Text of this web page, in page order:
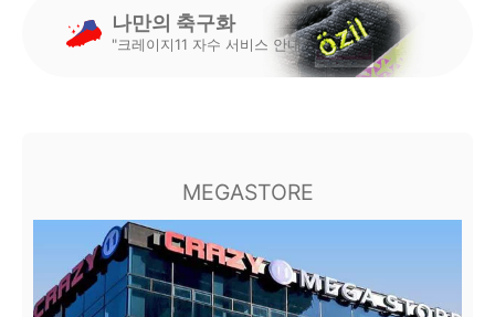
나만의 축구화
"크레이지11 자수 서비스 안내"
MEGASTORE